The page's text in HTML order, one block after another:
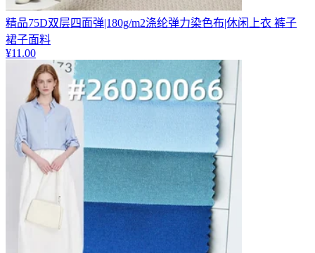
精品75D双层四面弹|180g/m2涤纶弹力染色布|休闲上衣 裤子
裙子面料
¥11.00